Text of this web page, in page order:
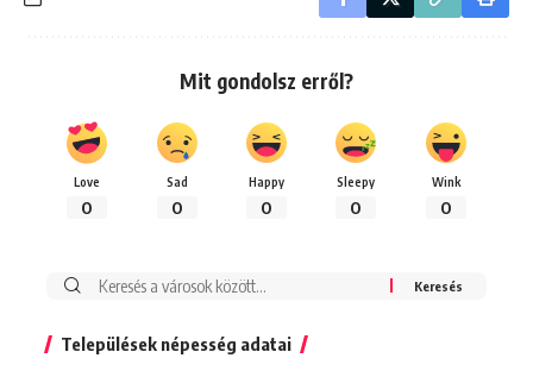
Mit gondolsz erről?
Love
0
Sad
0
Happy
0
Sleepy
0
Wink
0
Keresés:
Települések népesség adatai